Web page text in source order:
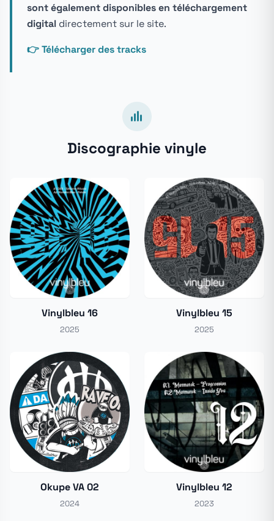
sont également disponibles en téléchargement
digital directement sur le site.
👉 Télécharger des tracks
Discographie vinyle
Vinylbleu 16
2025
Vinylbleu 15
2025
Okupe VA 02
2024
Vinylbleu 12
2023